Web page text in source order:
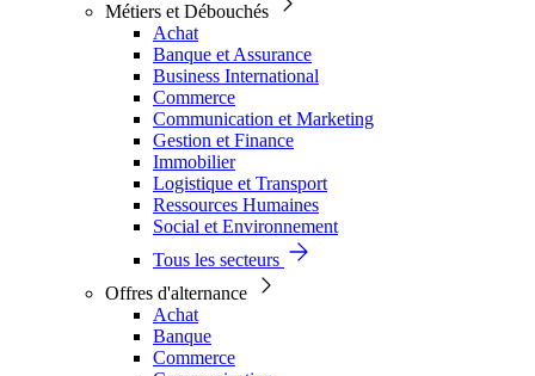
Métiers et Débouchés
Achat
Banque et Assurance
Business International
Commerce
Communication et Marketing
Gestion et Finance
Immobilier
Logistique et Transport
Ressources Humaines
Social et Environnement
Tous les secteurs
Offres d'alternance
Achat
Banque
Commerce